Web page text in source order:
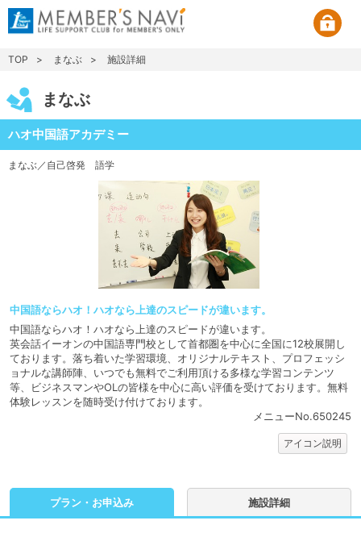
TOP まなぶ 施設詳細
まなぶ
ハオ中国語アカデミー
まなぶ／自己啓発 語学
中国語ならハオ！ハオなら上達のスピードが違います。
中国語ならハオ！ハオなら上達のスピードが違います。
英会話イーオンの中国語専門校として首都圏を中心に全国に12校展開し
ております。落ち着いた学習環境、オリジナルテキスト、プロフェッシ
ョナルな講師陣、いつでも無料でご利用頂ける多様な学習コンテンツ
等、ビジネスマンやOLの皆様を中心に高い評価を受けております。無料
体験レッスンを随時受け付けております。
メニューNo.650245
アイコン説明
プラン・お申込み 施設詳細